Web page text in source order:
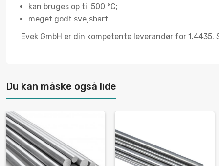
kan bruges op til 500 °C;
meget godt svejsbart.
Evek GmbH er din kompetente leverandør for
Du kan måske også lide